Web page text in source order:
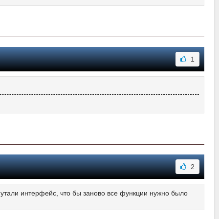
1
2
интерфейс, что бы заново все функции нужно было